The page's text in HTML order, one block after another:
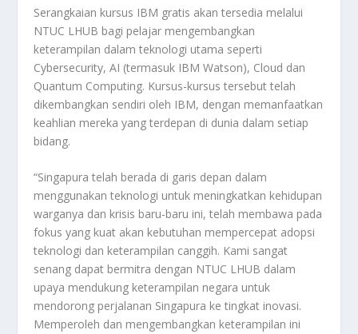
Serangkaian kursus IBM gratis akan tersedia melalui
NTUC LHUB bagi pelajar mengembangkan
keterampilan dalam teknologi utama seperti
Cybersecurity, AI (termasuk IBM Watson), Cloud dan
Quantum Computing. Kursus-kursus tersebut telah
dikembangkan sendiri oleh IBM, dengan memanfaatkan
keahlian mereka yang terdepan di dunia dalam setiap
bidang.
“Singapura telah berada di garis depan dalam
menggunakan teknologi untuk meningkatkan kehidupan
warganya dan krisis baru-baru ini, telah membawa pada
fokus yang kuat akan kebutuhan mempercepat adopsi
teknologi dan keterampilan canggih. Kami sangat
senang dapat bermitra dengan NTUC LHUB dalam
upaya mendukung keterampilan negara untuk
mendorong perjalanan Singapura ke tingkat inovasi.
Memperoleh dan mengembangkan keterampilan ini